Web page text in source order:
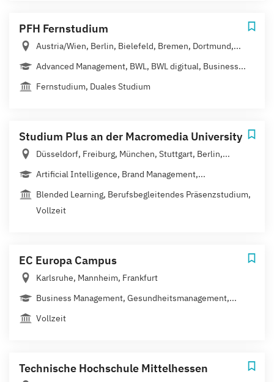
PFH Fernstudium
Austria/Wien, Berlin, Bielefeld, Bremen, Dortmund,...
Advanced Management, BWL, BWL digitual, Business...
Fernstudium, Duales Studium
Studium Plus an der Macromedia University
Düsseldorf, Freiburg, München, Stuttgart, Berlin,...
Artificial Intelligence, Brand Management,...
Blended Learning, Berufsbegleitendes Präsenzstudium,
Vollzeit
EC Europa Campus
Karlsruhe, Mannheim, Frankfurt
Business Management, Gesundheitsmanagement,...
Vollzeit
Technische Hochschule Mittelhessen